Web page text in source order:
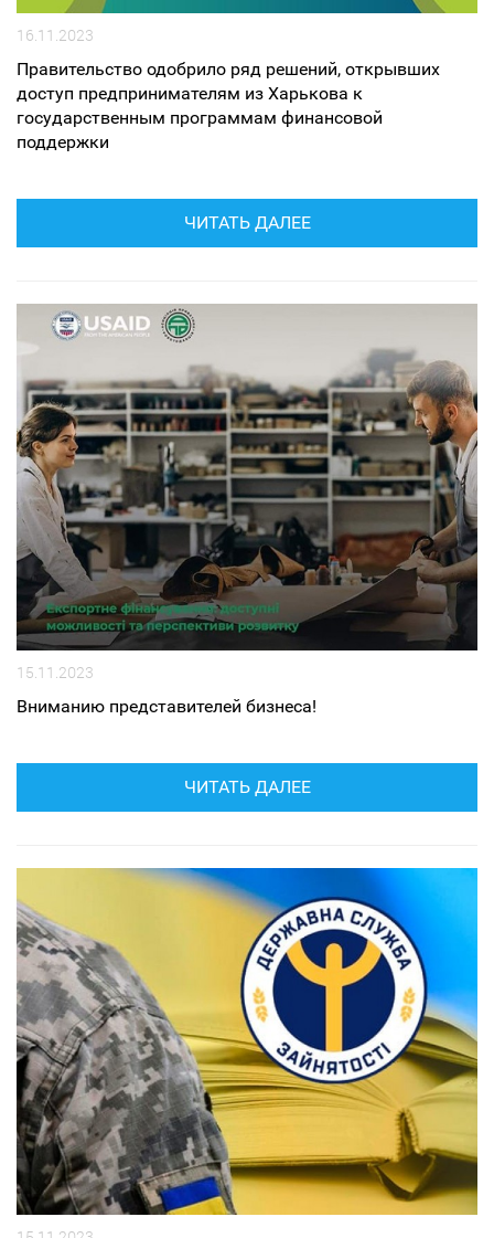
16.11.2023
Правительство одобрило ряд решений, открывших
доступ предпринимателям из Харькова к
государственным программам финансовой
поддержки
ЧИТАТЬ ДАЛЕЕ
15.11.2023
Вниманию представителей бизнеса!
ЧИТАТЬ ДАЛЕЕ